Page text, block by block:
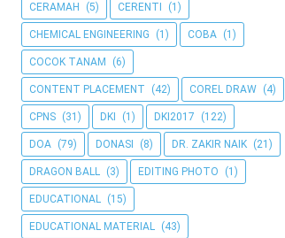
CERAMAH (5) CERENTI (1)
CHEMICAL ENGINEERING (1) COBA (1)
COCOK TANAM (6)
CONTENT PLACEMENT (42) COREL DRAW (4)
CPNS (31) DKI (1) DKI2017 (122)
DOA (79) DONASI (8) DR. ZAKIR NAIK (21)
DRAGON BALL (3) EDITING PHOTO (1)
EDUCATIONAL (15)
EDUCATIONAL MATERIAL (43)